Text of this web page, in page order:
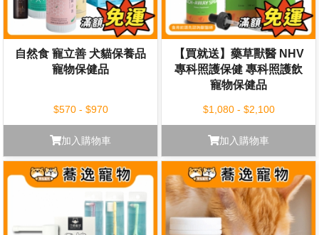
自然食 寵立善 犬貓保養品
寵物保健品
$570 - $970
加入購物車
【買就送】藥草獸醫 NHV
專科照護保健 專科照護飲
寵物保健品
$1,080 - $2,100
加入購物車